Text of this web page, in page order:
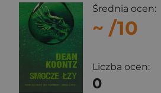
Średnia ocen:
~ /10
Liczba ocen:
0